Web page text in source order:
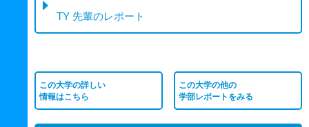
TY 先輩のレポート
この大学の詳しい
情報はこちら
この大学の他の
学部レポートをみる